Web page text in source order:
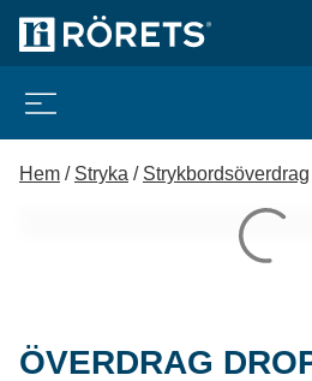
Hem / Stryka / Strykbordsöverdrag
ÖVERDRAG